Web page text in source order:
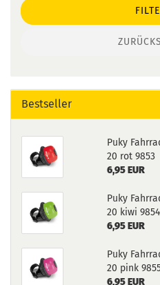
Bestseller
Puky
20 rot 9853
6,95 EUR
Puky
20 kiwi 9854
6,95 EUR
Puky
20 pink
6,95 EUR